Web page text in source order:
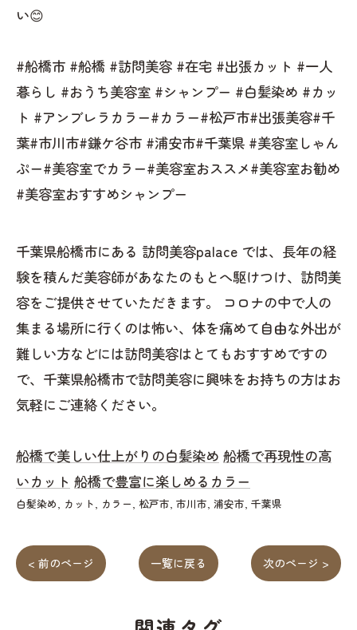
い😊
#船橋市 #船橋 #訪問美容 #在宅 #出張カット #一人
暮らし #おうち美容室 #シャンプー #白髪染め #カッ
ト #アンブレラカラー#カラー#松戸市#出張美容#千
葉#市川市#鎌ケ谷市 #浦安市#千葉県 #美容室しゃん
ぷー#美容室でカラー#美容室おススメ#美容室お勧め
#美容室おすすめシャンプー
千葉県船橋市にある 訪問美容palace では、長年の経
験を積んだ美容師があなたのもとへ駆けつけ、訪問美
容をご提供させていただきます。 コロナの中で人の
集まる場所に行くのは怖い、体を痛めて自由な外出が
難しい方などには訪問美容はとてもおすすめですの
で、千葉県船橋市で訪問美容に興味をお持ちの方はお
気軽にご連絡ください。
船橋で美しい仕上がりの白髪染め 船橋で再現性の高
いカット 船橋で豊富に楽しめるカラー
白髪染め カット カラー 松戸市 市川市 浦安市 千葉県
< 前のページ 一覧に戻る 次のページ >